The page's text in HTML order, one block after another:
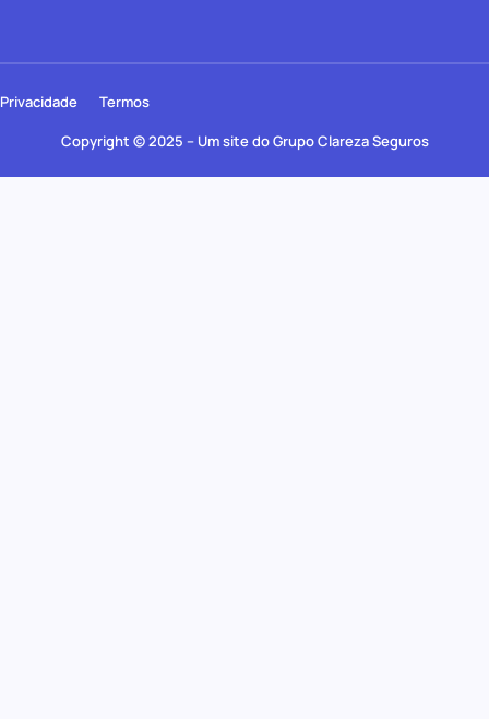
Copyright © 2025 – Um site do Grupo Clareza Seguros
Privacidade Termos